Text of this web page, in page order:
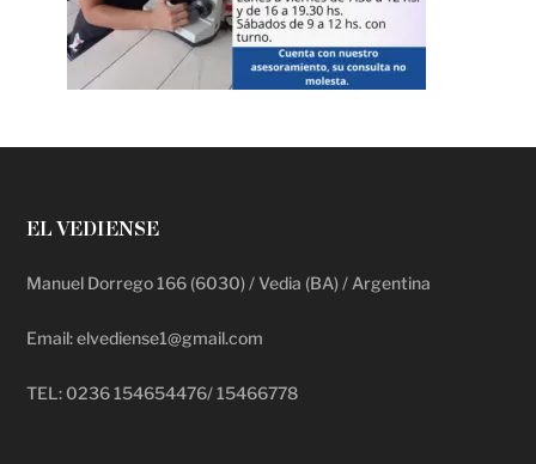
EL VEDIENSE
Manuel Dorrego 166 (6030) / Vedia (BA) / Argentina
Email: elvediense1@gmail.com
TEL: 0236 154654476/ 15466778